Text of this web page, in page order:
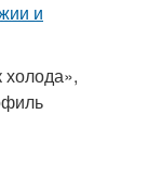
холода»,